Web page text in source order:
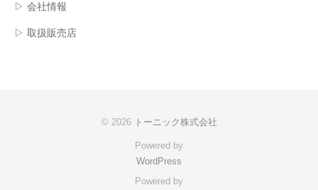
▷ 会社情報
▷ 取扱販売店
© 2026 トーニック株式会社
Powered by
WordPress
Powered by